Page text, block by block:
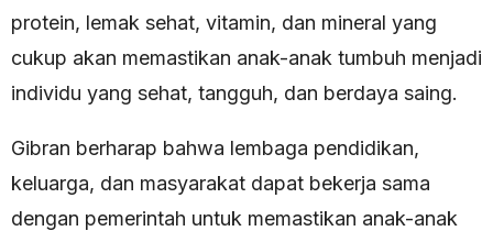
protein, lemak sehat, vitamin, dan mineral yang
cukup akan memastikan anak-anak tumbuh menjadi
individu yang sehat, tangguh, dan berdaya saing.
Gibran berharap bahwa lembaga pendidikan,
keluarga, dan masyarakat dapat bekerja sama
dengan pemerintah untuk memastikan anak-anak